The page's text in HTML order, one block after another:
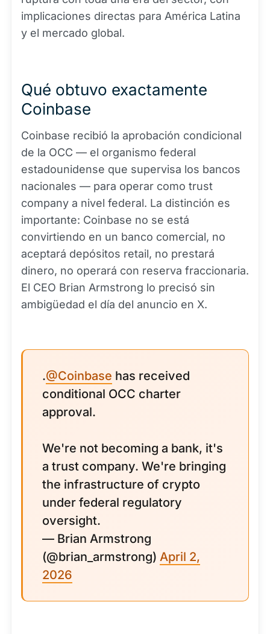
implicaciones directas para América Latina
y el mercado global.
Qué obtuvo exactamente
Coinbase
Coinbase recibió la aprobación condicional
de la OCC — el organismo federal
estadounidense que supervisa los bancos
nacionales — para operar como trust
company a nivel federal. La distinción es
importante: Coinbase no se está
convirtiendo en un banco comercial, no
aceptará depósitos retail, no prestará
dinero, no operará con reserva fraccionaria.
El CEO Brian Armstrong lo precisó sin
ambigüedad el día del anuncio en X.
.@Coinbase has received
conditional OCC charter
approval.
We're not becoming a bank, it's
a trust company. We're bringing
the infrastructure of crypto
under federal regulatory
oversight.
— Brian Armstrong
(@brian_armstrong) April 2,
2026